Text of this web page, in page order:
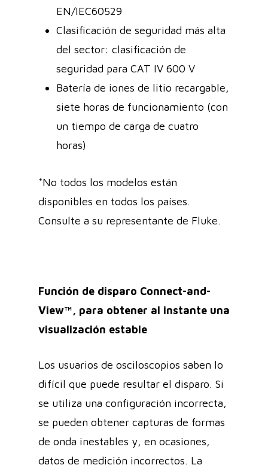
EN/IEC60529
Clasificación de seguridad más alta
del sector: clasificación de
seguridad para CAT IV 600 V
Batería de iones de litio recargable,
siete horas de funcionamiento (con
un tiempo de carga de cuatro
horas)
*No todos los modelos están
disponibles en todos los países.
Consulte a su representante de Fluke.
Función de disparo Connect-and-
View™, para obtener al instante una
visualización estable
Los usuarios de osciloscopios saben lo
difícil que puede resultar el disparo. Si
se utiliza una configuración incorrecta,
se pueden obtener capturas de formas
de onda inestables y, en ocasiones,
datos de medición incorrectos. La